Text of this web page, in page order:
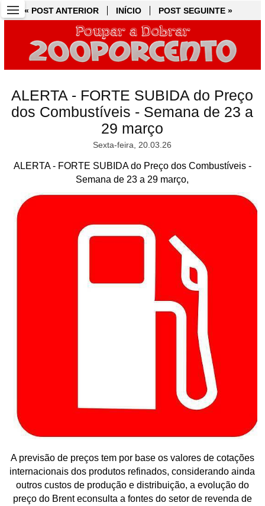
« POST ANTERIOR INÍCIO POST SEGUINTE »
ALERTA - FORTE SUBIDA do Preço
dos Combustíveis - Semana de 23 a
29 março
Sexta-feira, 20.03.26
ALERTA - FORTE SUBIDA do Preço dos Combustíveis -
Semana de 23 a 29 março,
A previsão de preços tem por base os valores de cotações
internacionais dos produtos refinados, considerando ainda
outros custos de produção e distribuição, a evolução do
preço do Brent econsulta a fontes do setor de revenda de
« POST ANTERIOR INÍCIO POST SEGUINTE »